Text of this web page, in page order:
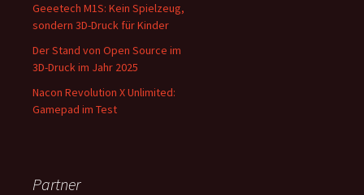
Geeetech M1S: Kein Spielzeug,
sondern 3D-Druck für Kinder
Der Stand von Open Source im
3D-Druck im Jahr 2025
Nacon Revolution X Unlimited:
Gamepad im Test
Partner